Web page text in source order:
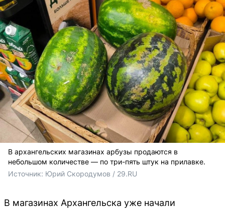
В архангельских магазинах арбузы продаются в
небольшом количестве — по три-пять штук на прилавке.
Источник: Юрий Скородумов / 29.RU
В магазинах Архангельска уже начали